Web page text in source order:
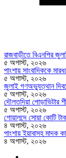
রাজবাড়ীতে বিএন‌পির
৫ অগাস্ট, ২০২৬
পাংশায় সাংবাদিককে
৫ অগাস্ট, ২০২৬
জুলাই গণঅভ্যুত্থান
৫ অগাস্ট, ২০২৬
দৌলতদিয়া পোড়াভিটার
৫ অগাস্ট, ২০২৬
গোয়ালন্দে সোয়া কোটি
৪ অগাস্ট, ২০২৬
পাংশায় ইয়াবাসহ মাদক
৪ অগাস্ট, ২০২৬